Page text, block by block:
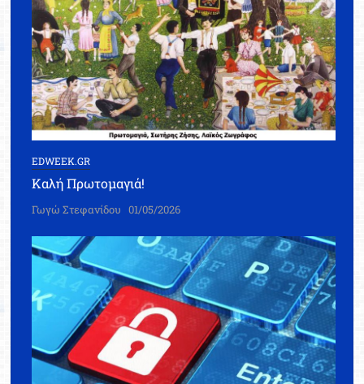
EDWEEK.GR
Καλή Πρωτομαγιά!
Γωγώ Στεφανίδου 01/05/2026